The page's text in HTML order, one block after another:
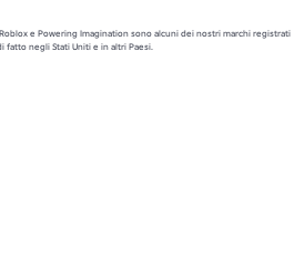
e Powering Imagination sono alcuni dei nostri marchi registrati
fatto negli Stati Uniti e in altri Paesi.